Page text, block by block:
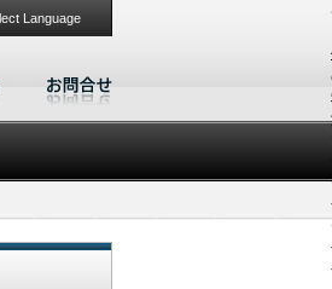
Language